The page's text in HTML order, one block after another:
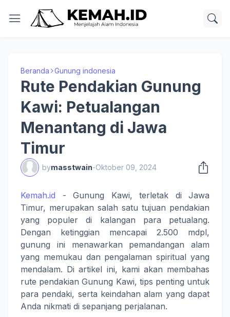
Beranda Gunung indonesia
Rute Pendakian Gunung
Kawi: Petualangan
Menantang di Jawa
Timur
bymasstwain-Oktober 09, 2024
Kemah.id - Gunung Kawi, terletak di Jawa
Timur, merupakan salah satu tujuan pendakian
yang populer di kalangan para petualang.
Dengan ketinggian mencapai 2.500 mdpl,
gunung ini menawarkan pemandangan alam
yang memukau dan pengalaman spiritual yang
mendalam. Di artikel ini, kami akan membahas
rute pendakian Gunung Kawi, tips penting untuk
para pendaki, serta keindahan alam yang dapat
Anda nikmati di sepanjang perjalanan.